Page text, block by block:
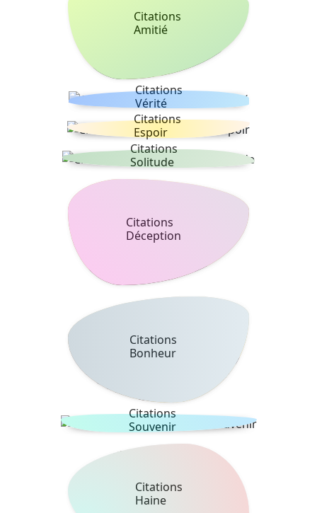
Citations
Amitié
Citations
Vérité
Citations
Espoir
Citations
Solitude
Citations
Déception
Citations
Bonheur
Citations
Souvenir
Citations
Haine